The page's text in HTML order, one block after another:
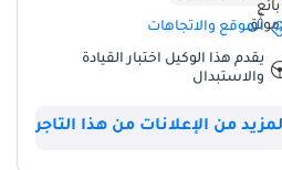
الموقع والاتجاهات
يقدم هذا الوكيل اختبار القيادة
والاستبدال
من الإعلانات من هذا التاجر
لسوق دول مجلس التعاون الخليجي، إذ
الهندسة اليابانية التي
الذي يقلّ عن المتوسط بالنسبة
تُقدّم قيمةً رائعةً للمشتري الباحث